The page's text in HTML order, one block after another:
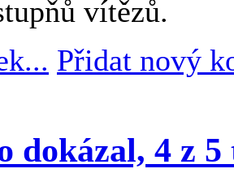
vítězů.
Přidat nový
dokázal, 4 z